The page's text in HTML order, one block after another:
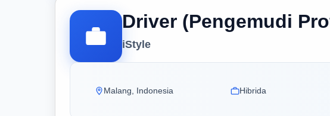
Driver (Pengemudi
iStyle
Malang, Indonesia Hibrida